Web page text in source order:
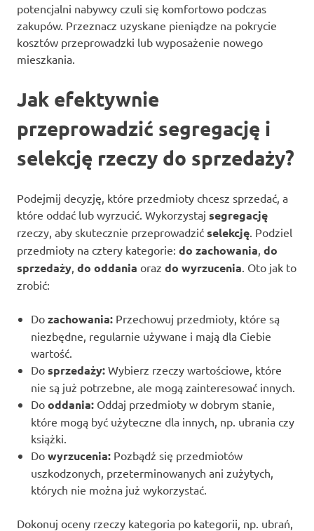
potencjalni nabywcy czuli się komfortowo podczas
zakupów. Przeznacz uzyskane pieniądze na pokrycie
kosztów przeprowadzki lub wyposażenie nowego
mieszkania.
Jak efektywnie
przeprowadzić segregację i
selekcję rzeczy do sprzedaży?
Podejmij decyzję, które przedmioty chcesz sprzedać, a
które oddać lub wyrzucić. Wykorzystaj segregację
rzeczy, aby skutecznie przeprowadzić selekcję . Podziel
przedmioty na cztery kategorie: do zachowania do
sprzedaży do oddania oraz do wyrzucenia . Oto jak to
zrobić:
Do zachowania: Przechowuj przedmioty, które są
niezbędne, regularnie używane i mają dla Ciebie
wartość.
Do sprzedaży: Wybierz rzeczy wartościowe, które
nie są już potrzebne, ale mogą zainteresować innych.
Do oddania: Oddaj przedmioty w dobrym stanie,
które mogą być użyteczne dla innych, np. ubrania czy
książki.
Do wyrzucenia: Pozbądź się przedmiotów
uszkodzonych, przeterminowanych ani zużytych,
których nie można już wykorzystać.
Dokonuj oceny rzeczy kategoria po kategorii, np. ubrań,